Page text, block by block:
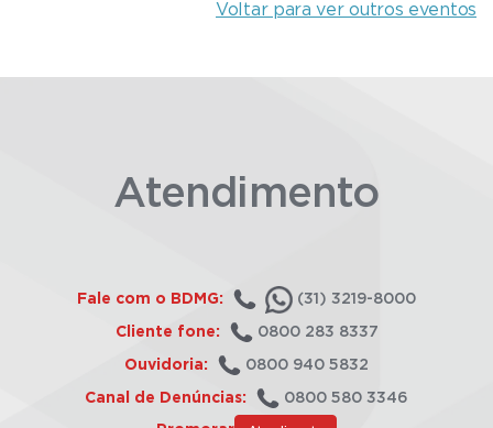
Voltar para ver outros eventos
Atendimento
Fale com o BDMG: (31) 3219-8000
Cliente fone: 0800 283 8337
Ouvidoria: 0800 940 5832
Canal de Denúncias: 0800 580 3346